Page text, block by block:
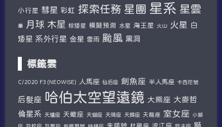
小行星 彗星 彩虹 探索任務 星團 星系 星雲
暈 月球 木星 棕矮星 模擬預測 水星 海王星 火山 火星 白
矮星 系外行星 金星 雷雨 颱風 黑洞
標籤雲
C/2020 F3 (NEOWISE) 人馬座 仙后座 劍魚座 半人馬座 卡西尼號
后髮座 哈伯太空望遠鏡 大熊座 大麥哲
倫星系
天爐座 天蠍座 天貓座 天鴿座 天鵝座 天龍座 室女座 小獅
座 巨蛇座 巨蟹座 新視野號 時鐘座 朱諾號 杜鵑座 波江座 牧夫座
獅